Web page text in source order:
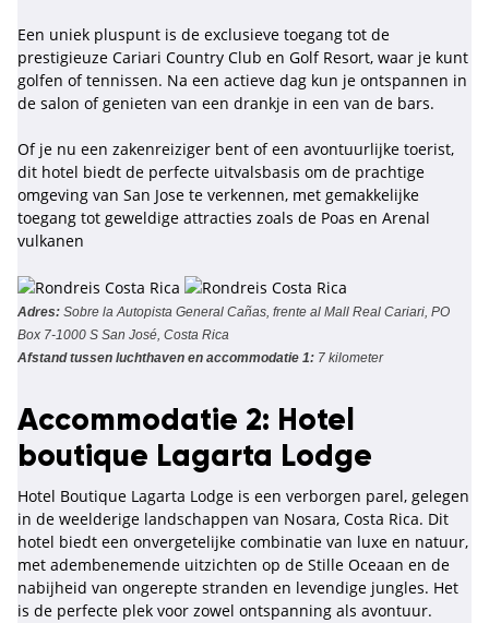
Een uniek pluspunt is de exclusieve toegang tot de
prestigieuze Cariari Country Club en Golf Resort, waar je kunt
golfen of tennissen. Na een actieve dag kun je ontspannen in
de salon of genieten van een drankje in een van de bars.
Of je nu een zakenreiziger bent of een avontuurlijke toerist,
dit hotel biedt de perfecte uitvalsbasis om de prachtige
omgeving van San Jose te verkennen, met gemakkelijke
toegang tot geweldige attracties zoals de Poas en Arenal
vulkanen
Adres: Sobre la Autopista General Cañas, frente al Mall Real Cariari, PO
Box 7-1000 S San José, Costa Rica
Afstand tussen luchthaven en accommodatie 1: 7 kilometer
Accommodatie 2: Hotel
boutique Lagarta Lodge
Hotel Boutique Lagarta Lodge is een verborgen parel, gelegen
in de weelderige landschappen van Nosara, Costa Rica. Dit
hotel biedt een onvergetelijke combinatie van luxe en natuur,
met adembenemende uitzichten op de Stille Oceaan en de
nabijheid van ongerepte stranden en levendige jungles. Het
is de perfecte plek voor zowel ontspanning als avontuur.